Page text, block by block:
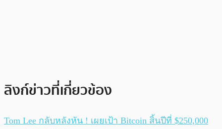
ลิงก์ข่าวที่เกี่ยวข้อง
Tom Lee กลับหลังหัน ! เผยเป้า Bitcoin สิ้นปีที่ $250,000